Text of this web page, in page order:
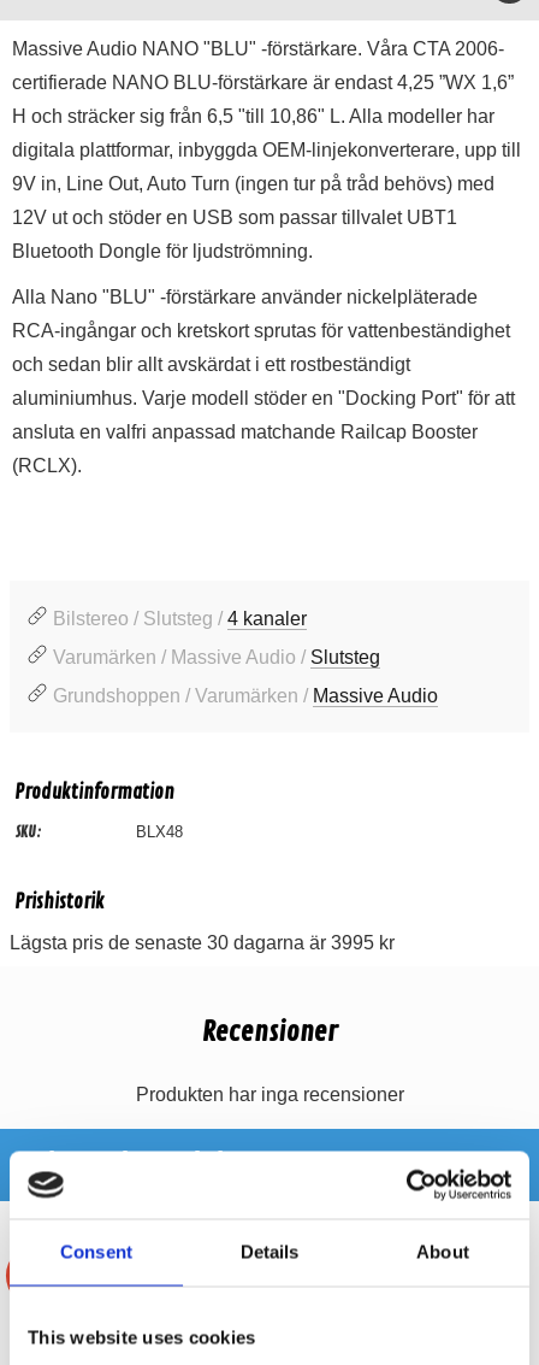
Consent Details About
This website uses cookies
Massive Audio NANO "BLU" -förstärkare. Våra CTA 2006-
certifierade NANO BLU-förstärkare är endast 4,25 ”WX 1,6”
H och sträcker sig från 6,5 "till 10,86" L. Alla modeller har
digitala plattformar, inbyggda OEM-linjekonverterare, upp till
9V in, Line Out, Auto Turn (ingen tur på tråd behövs) med
12V ut och stöder en USB som passar tillvalet UBT1
Bluetooth Dongle för ljudströmning.
Alla Nano "BLU" -förstärkare använder nickelpläterade
RCA-ingångar och kretskort sprutas för vattenbeständighet
och sedan blir allt avskärdat i ett rostbeständigt
aluminiumhus. Varje modell stöder en "Docking Port" för att
ansluta en valfri anpassad matchande Railcap Booster
(RCLX).
Bilstereo / Slutsteg /4 kanaler
Varumärken / Massive Audio / Slutsteg
Grundshoppen / Varumärken / Massive Audio
Produktinformation
SKU: BLX48
Prishistorik
Lägsta pris de senaste 30 dagarna är 3995 kr
Recensioner
Produkten har inga recensioner
Relaterade produkter